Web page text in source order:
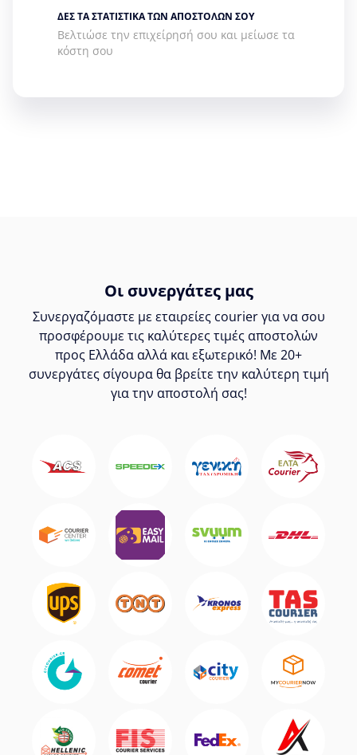
ΔΕΣ ΤΑ ΣΤΑΤΙΣΤΙΚΑ ΤΩΝ ΑΠΟΣΤΟΛΩΝ ΣΟΥ
Βελτιώσε την επιχείρησή σου και μείωσε τα
κόστη σου
Οι συνεργάτες μας
Συνεργαζόμαστε με εταιρείες courier για να σου
προσφέρουμε τις καλύτερες τιμές αποστολών
προς Ελλάδα αλλά και εξωτερικό! Με 20+
συνεργάτες σίγουρα θα βρείτε την καλύτερη τιμή
για την αποστολή σας!